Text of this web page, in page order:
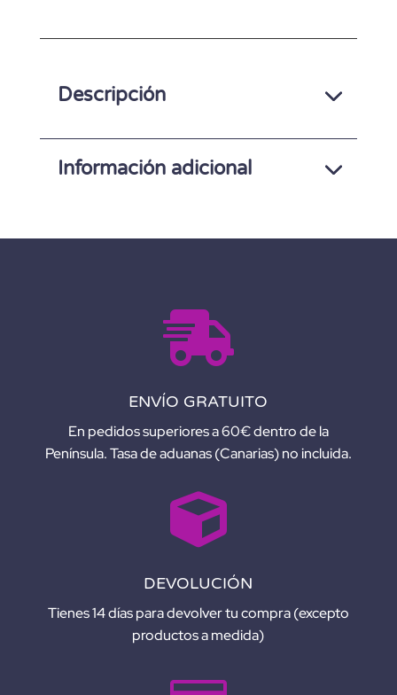
Descripción
Información adicional

ENVÍO GRATUITO
En pedidos superiores a 60€ dentro de la
Península. Tasa de aduanas (Canarias) no incluida.

DEVOLUCIÓN
Tienes 14 días para devolver tu compra (excepto
productos a medida)